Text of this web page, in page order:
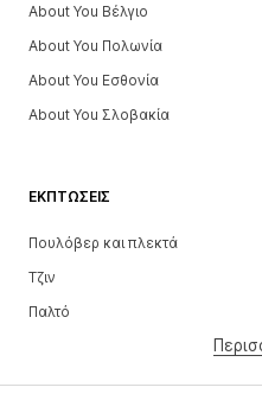
ΕΚΠΤΏΣΕΙΣ
Πουλόβερ και πλεκτά
Τζιν
Παλτό
About You Βέλγιο
About You Πολωνία
About You Εσθονία
About You Σλοβακία